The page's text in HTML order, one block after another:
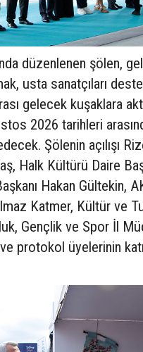
düzenlenen şölen,
usta sanatçıları
gelecek kuşaklara
2026 tarihleri
Şölenin açılışı
Halk Kültürü Daire
Hakan Gültekin,
Katmer, Kültür ve
Gençlik ve Spor İl
protokol üyelerinin